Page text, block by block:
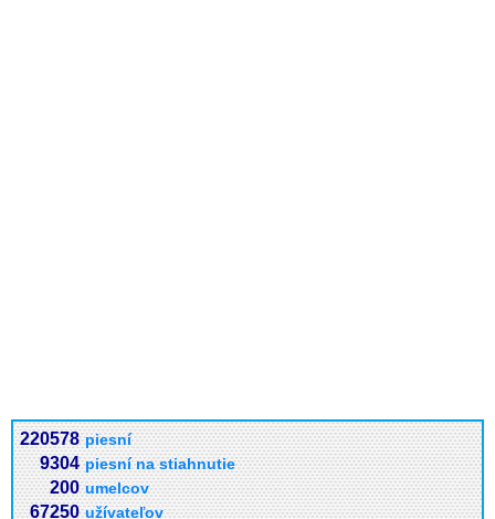
220578 piesní
9304 piesní na stiahnutie
200 umelcov
67250 užívateľov